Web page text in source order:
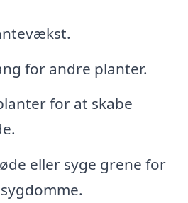
for andre planter.
for at skabe
eller syge grene for